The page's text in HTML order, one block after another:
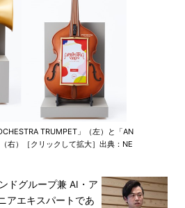
TRUMPET」（左）と「AN
右）［クリックして拡大］出典：NE
ドグループ兼 AI・ア
アエキスパートであ